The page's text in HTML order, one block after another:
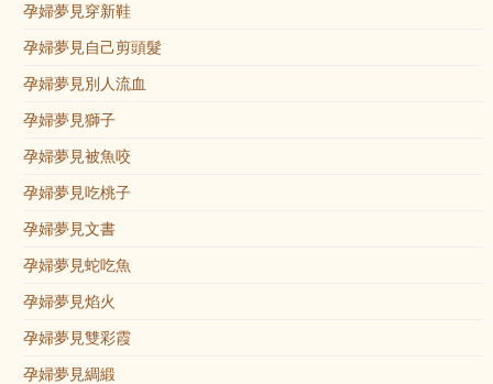
孕婦夢見穿新鞋
孕婦夢見自己剪頭髮
孕婦夢見別人流血
孕婦夢見獅子
孕婦夢見被魚咬
孕婦夢見吃桃子
孕婦夢見文書
孕婦夢見蛇吃魚
孕婦夢見焰火
孕婦夢見雙彩霞
孕婦夢見綢緞